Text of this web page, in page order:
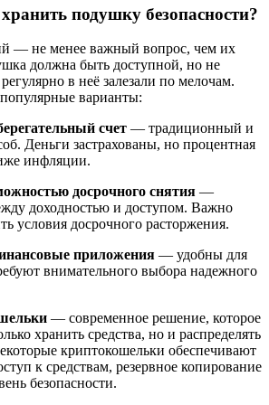
подушку безопасности?
— не менее важный вопрос, чем их
должна быть доступной, но не
в неё залезали по мелочам.
варианты:
счет — традиционный и
Деньги застрахованы, но процентная
инфляции.
досрочного снятия —
доходностью и доступом. Важно
условия досрочного расторжения.
приложения — удобны для
внимательного выбора надежного
— современное решение, которое
хранить средства, но и распределять
криптокошельки обеспечивают
к средствам, резервное копирование
безопасности.